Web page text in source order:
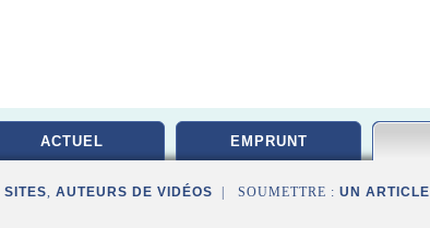
ACTUEL EMPRUNT
SITES, AUTEURS DE VIDÉOS | SOUMETTRE : UN ARTICLE